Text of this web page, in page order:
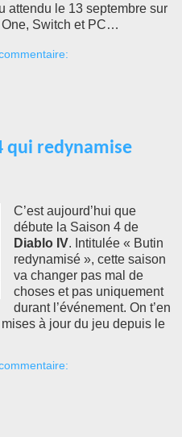
attendu le 13 septembre sur
Switch et PC…
qui redynamise
C’est aujourd’hui que
débute la Saison 4 de
Diablo IV. Intitulée « Butin
redynamisé », cette saison
va changer pas mal de
choses et pas uniquement
durant l’événement. On t’en
à jour du jeu depuis le